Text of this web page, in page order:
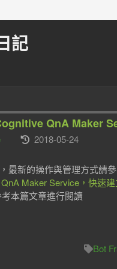
記
QnA Maker
2018-05-24
最新的操作與管理方式請
Maker Service，快速
本篇文章進行閱讀
Bot